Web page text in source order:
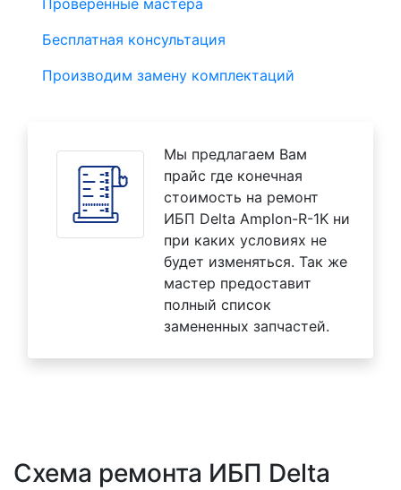
Бесплатная консультация
Производим замену комплектаций
Мы предлагаем Вам
прайс где конечная
стоимость на ремонт
ИБП Delta Amplon-R-1K ни
при каких условиях не
будет изменяться. Так же
мастер предоставит
полный список
замененных запчастей.
Схема ремонта ИБП Delta